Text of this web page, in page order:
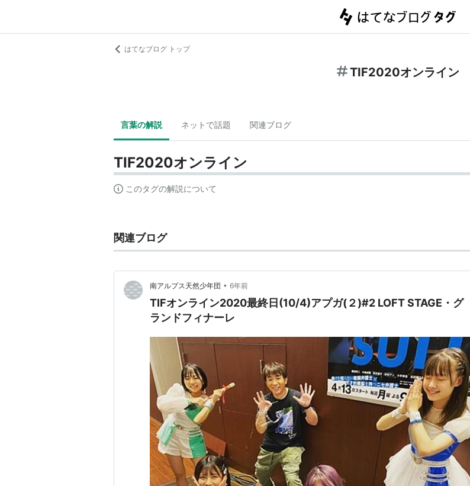
はてなブログ トップ
TIF2020オンライン
言葉の解説 ネットで話題 関連ブログ
TIF2020オンライン
このタグの解説について
関連ブログ
南アルプス天然少年団 • 6年前
TIFオンライン2020最終日(10/4)アプガ(２)#2 LOFT STAGE・グ
ランドフィナーレ